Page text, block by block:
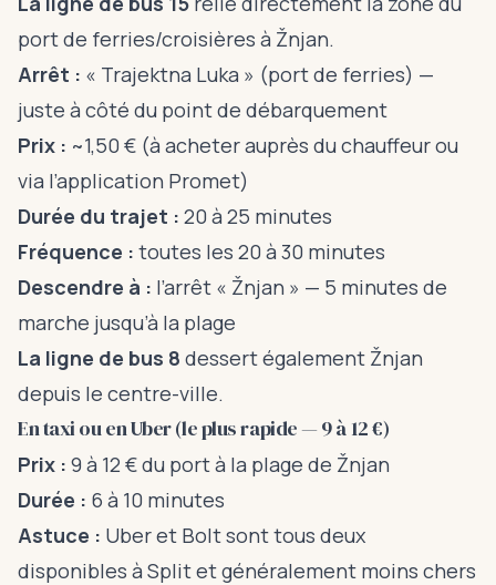
port de ferries/croisières à Žnjan.
Arrêt : « Trajektna Luka » (port de ferries) —
juste à côté du point de débarquement
Prix : ~1,50 € (à acheter auprès du chauffeur ou
via l’application Promet)
Durée du trajet : 20 à 25 minutes
Fréquence : toutes les 20 à 30 minutes
Descendre à : l’arrêt « Žnjan » — 5 minutes de
marche jusqu’à la plage
La ligne de bus 8 dessert également Žnjan
depuis le centre-ville.
En taxi ou en Uber (le plus rapide — 9 à 12 €)
Prix : 9 à 12 € du port à la plage de Žnjan
Durée : 6 à 10 minutes
Astuce : Uber et Bolt sont tous deux
disponibles à Split et généralement moins chers